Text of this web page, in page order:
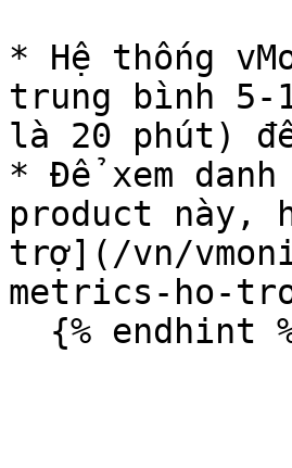
* Hệ thống
trung bình 5-
là 20 phút)
* Để xem
product này,
trợ](/vn/
metrics-ho-